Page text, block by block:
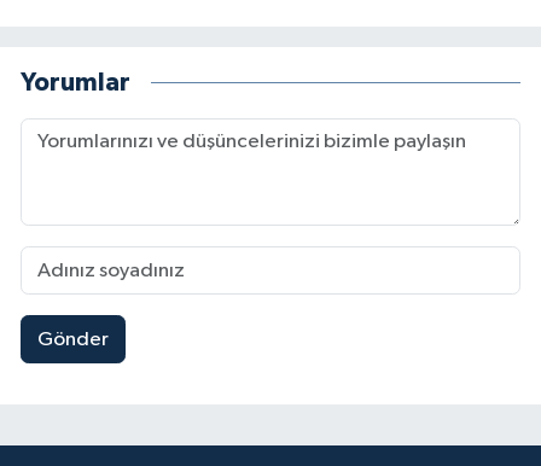
Yorumlar
Gönder